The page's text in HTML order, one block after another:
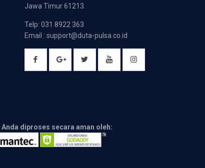
Jawa Timur 61213.
Telp: 031 8922 363
Email : support@duta-pulsa.co.id
diproses secara aman oleh: